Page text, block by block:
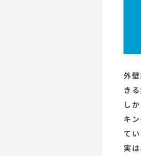
外
き
し
キ
て
実